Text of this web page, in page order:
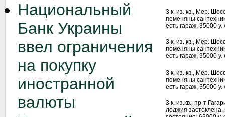
Национальный
Банк Украины
ввел ограничения
на покупку
иностранной
валюты
3 к. из. кв., Мер.
поменяны
есть гараж, 35000
3 к. из. кв., Мер.
поменяны
есть гараж, 35000
3 к. из. кв., Мер.
поменяны
есть гараж, 35000
3 к. из.кв., пр-т
лоджия